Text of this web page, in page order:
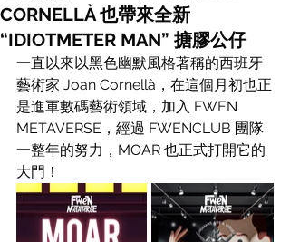
CORNELLÀ 也帶來全新
“IDIOTMETER MAN” 搪膠公仔
一直以來以黑色幽默風格著稱的⻄班⽛
藝術家 Joan Cornellà，在這個月初也正
是進軍數碼藝術領域，加入 FWEN
METAVERSE，經過 FWENCLUB 團隊
一整年的努力，MOAR 也正式打開它的
大門！